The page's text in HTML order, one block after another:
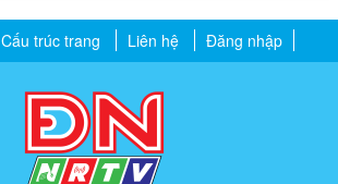
Cấu trúc trang Liên hệ Đăng nhập